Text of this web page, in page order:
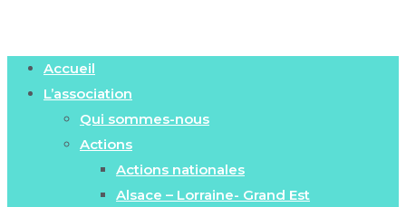
Accueil
L’association
Qui sommes-nous
Actions
Actions nationales
Alsace – Lorraine- Grand Est